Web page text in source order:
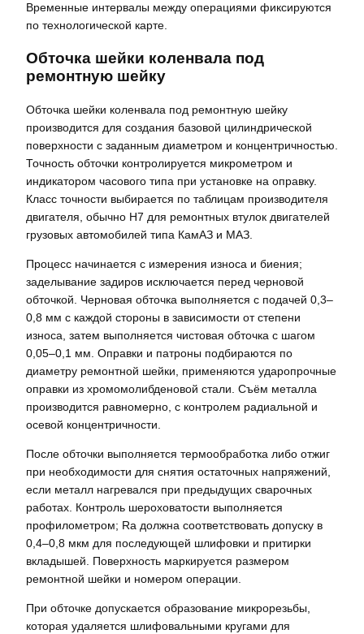
Временные интервалы между операциями фиксируются
по технологической карте.
Обточка шейки коленвала под
ремонтную шейку
Обточка шейки коленвала под ремонтную шейку
производится для создания базовой цилиндрической
поверхности с заданным диаметром и концентричностью.
Точность обточки контролируется микрометром и
индикатором часового типа при установке на оправку.
Класс точности выбирается по таблицам производителя
двигателя, обычно H7 для ремонтных втулок двигателей
грузовых автомобилей типа КамАЗ и МАЗ.
Процесс начинается с измерения износа и биения;
заделывание задиров исключается перед черновой
обточкой. Черновая обточка выполняется с подачей 0,3–
0,8 мм с каждой стороны в зависимости от степени
износа, затем выполняется чистовая обточка с шагом
0,05–0,1 мм. Оправки и патроны подбираются по
диаметру ремонтной шейки, применяются ударопрочные
оправки из хромомолибденовой стали. Съём металла
производится равномерно, с контролем радиальной и
осевой концентричности.
После обточки выполняется термообработка либо отжиг
при необходимости для снятия остаточных напряжений,
если металл нагревался при предыдущих сварочных
работах. Контроль шероховатости выполняется
профилометром; Ra должна соответствовать допуску в
0,4–0,8 мкм для последующей шлифовки и притирки
вкладышей. Поверхность маркируется размером
ремонтной шейки и номером операции.
При обточке допускается образование микрорезьбы,
которая удаляется шлифовальными кругами для